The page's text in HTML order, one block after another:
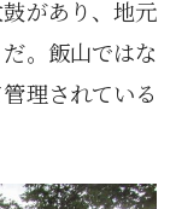
があり、地元
。飯山ではな
理されている